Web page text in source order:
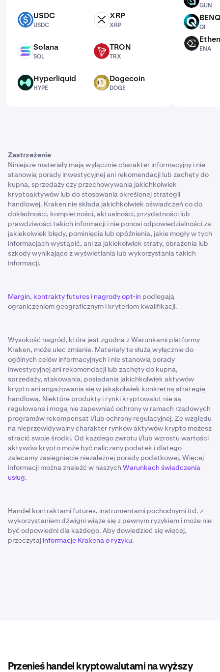
USDC USDC
USDC
XRP XRP
XRP
SOL Solana
SOL
TRX TRON
TRX
HYPE Hyperliquid
HYPE
DOGE Dogecoin
DOGE
GUN
QI
QI
ENA
ENA
Zastrzeżenie
Niniejsze materiały mają wyłącznie charakter informacyjny i nie
stanowią porady inwestycyjnej ani rekomendacji lub zachęty do
kupna, sprzedaży czy przechowywania jakichkolwiek
kryptoaktywów lub do stosowania określonej strategii
handlowej. Kraken nie składa jakichkolwiek oświadczeń co do
dokładności, kompletności, aktualności, przydatności lub
prawdziwości takich informacji i nie ponosi odpowiedzialności za
jakiekolwiek błędy, pominięcia lub opóźnienia, jakie mogły w tych
informacjach wystąpić, ani za jakiekolwiek straty, obrażenia lub
szkody wynikające z wyświetlania lub wykorzystania takich
informacji.
Margin, kontrakty futures i nagrody opt-in podlegają
ograniczeniom geograficznym i kryteriom kwalifikacji.
Wysokość nagród, która jest zgodna z Warunkami platformy
Kraken, może ulec zmianie. Materiały te służą wyłącznie do
ogólnych celów informacyjnych i nie stanowią porady
inwestycyjnej ani rekomendacji lub zachęty do kupna,
sprzedaży, stakowania, posiadania jakichkolwiek aktywów
krypto ani angażowania się w jakąkolwiek konkretną strategię
handlową. Niektóre produkty i rynki kryptowalut nie są
regulowane i mogą nie zapewniać ochrony w ramach rządowych
programów rekompensat i/lub ochrony regulacyjnej. Ze względu
na nieprzewidywalny charakter rynków aktywów krypto możesz
stracić swoje środki. Od każdego zwrotu i/lub wzrostu wartości
aktywów krypto może być naliczany podatek i dlatego
zalecamy zasięgnięcie niezależnej porady podatkowej. Więcej
informacji można znaleźć w naszych Warunkach świadczenia
usług.
Handel kontraktami futures, instrumentami pochodnymi itd. z
wykorzystaniem dźwigni wiąże się z pewnym ryzykiem i może nie
być odpowiedni dla każdego. Aby dowiedzieć się więcej,
przeczytaj informacje Krakena o ryzyku.
Przenieś handel kryptowalutami na wyższy